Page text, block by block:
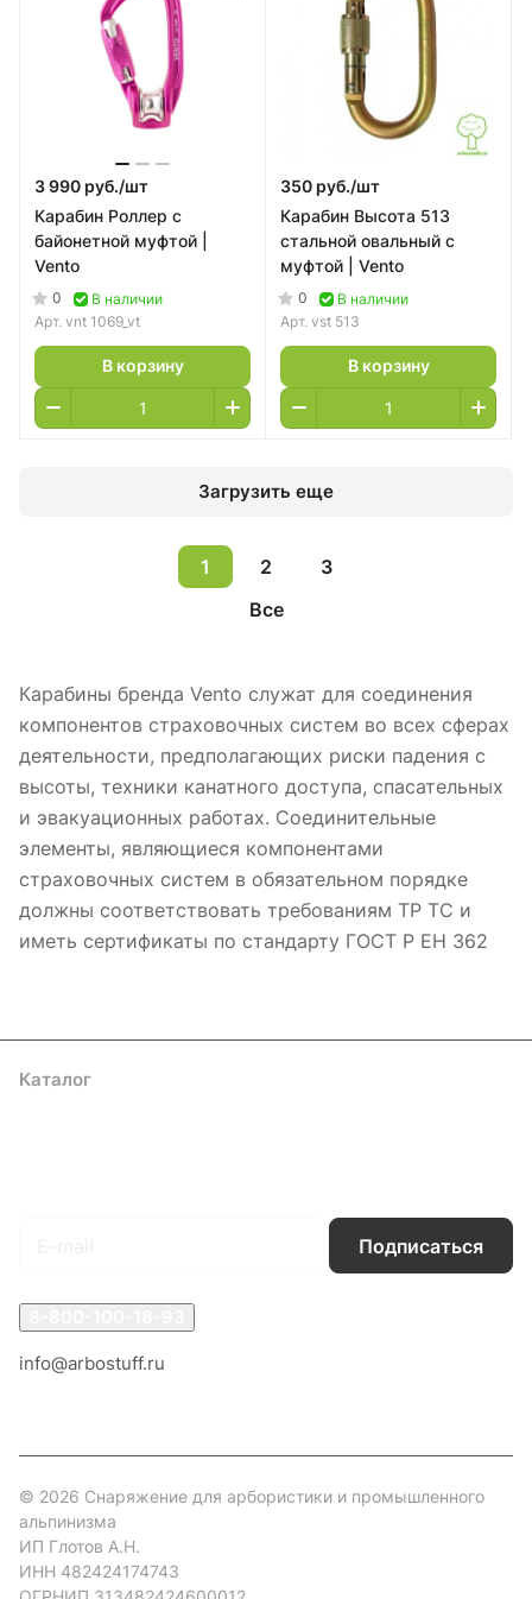
3 990 руб./шт
Карабин Роллер с
байонетной муфтой |
Vento
0
В наличии
Арт. vnt 1069_vt
В корзину
350 руб./шт
Карабин Высота 513
стальной овальный с
муфтой | Vento
0
В наличии
Арт. vst 513
В корзину
Загрузить еще
1 2
3
Все
Карабины бренда Vento служат для соединения
компонентов страховочных систем во всех сферах
деятельности, предполагающих риски падения с
высоты, техники канатного доступа, спасательных
и эвакуационных работах. Соединительные
элементы, являющиеся компонентами
страховочных систем в обязательном порядке
должны соответствовать требованиям ТР ТС и
иметь сертификаты по стандарту ГОСТ Р ЕН 362
Каталог
Подписаться
info@arbostuff.ru
© 2026 Снаряжение для арбористики и промышленного
альпинизма
ИП Глотов А.Н.
ИНН 482424174743